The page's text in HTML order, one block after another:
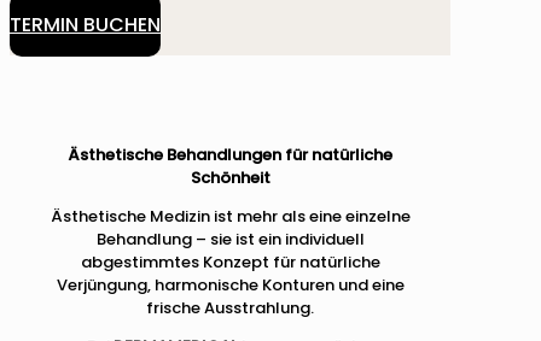
TERMIN BUCHEN
Ästhetische Behandlungen für natürliche
Schönheit
Ästhetische Medizin ist mehr als eine einzelne
Behandlung – sie ist ein individuell
abgestimmtes Konzept für natürliche
Verjüngung, harmonische Konturen und eine
frische Ausstrahlung.